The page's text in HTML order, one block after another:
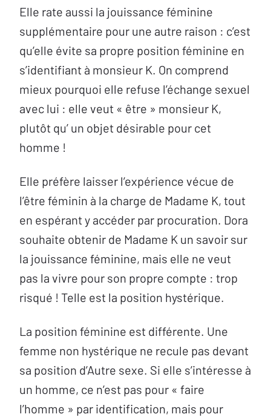
Elle rate aussi la jouissance féminine
supplémentaire pour une autre raison : c’est
qu’elle évite sa propre position féminine en
s’identifiant à monsieur K. On comprend
mieux pourquoi elle refuse l’échange sexuel
avec lui : elle veut « être » monsieur K,
plutôt qu’ un objet désirable pour cet
homme !
Elle préfère laisser l’expérience vécue de
l’être féminin à la charge de Madame K, tout
en espérant y accéder par procuration. Dora
souhaite obtenir de Madame K un savoir sur
la jouissance féminine, mais elle ne veut
pas la vivre pour son propre compte : trop
risqué ! Telle est la position hystérique.
La position féminine est différente. Une
femme non hystérique ne recule pas devant
sa position d’Autre sexe. Si elle s’intéresse à
un homme, ce n’est pas pour « faire
l’homme » par identification, mais pour